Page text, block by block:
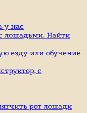
у нас
лошадьми. Найти
езду или обучение
с
рот лошади